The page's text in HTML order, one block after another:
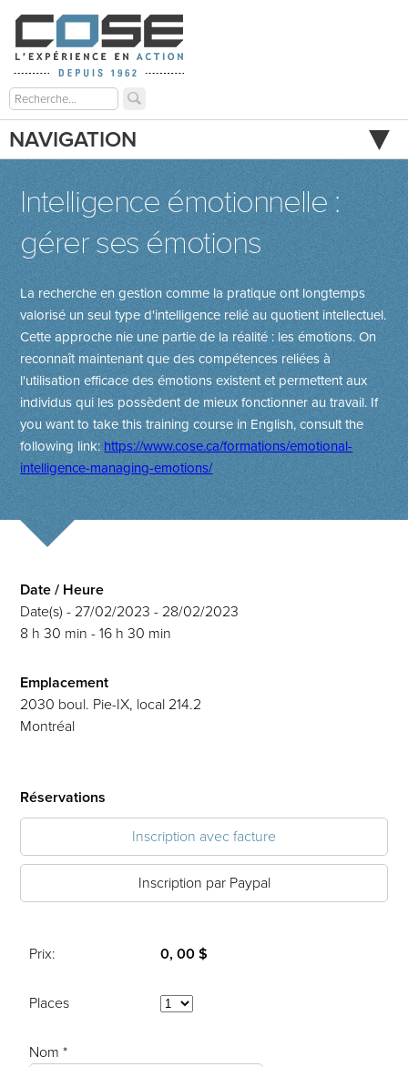
NAVIGATION
Intelligence émotionnelle :
gérer ses émotions
La recherche en gestion comme la pratique ont longtemps
valorisé un seul type d'intelligence relié au quotient intellectuel.
Cette approche nie une partie de la réalité : les émotions. On
reconnaît maintenant que des compétences reliées à
l'utilisation efficace des émotions existent et permettent aux
individus qui les possèdent de mieux fonctionner au travail. If
you want to take this training course in English, consult the
following link:https://www.cose.ca/formations/emotional-
intelligence-managing-emotions/
Date / Heure
Date(s) - 27/02/2023 - 28/02/2023
8 h 30 min - 16 h 30 min
Emplacement
2030 boul. Pie-IX, local 214.2
Montréal
Réservations
Inscription avec facture
Inscription par Paypal
Prix: 0, 00 $
Places
Nom *